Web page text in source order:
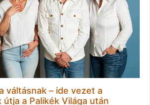
váltásnak – ide vezet a
a Palikék Világa után